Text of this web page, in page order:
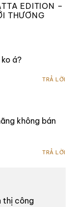
EDITION –
THƯƠNG
á?
TRẢ LỜI
không bán
TRẢ LỜI
thị công